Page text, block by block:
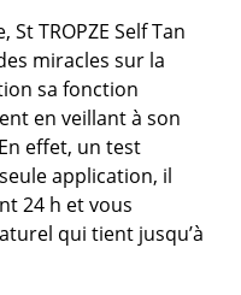
TROPZE Self Tan
miracles sur la
sa fonction
en veillant à son
effet, un test
application, il
24 h et vous
qui tient jusqu’à